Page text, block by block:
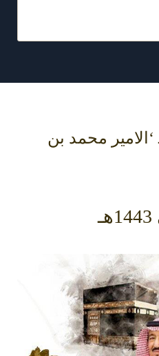
‘الامير محمد بن